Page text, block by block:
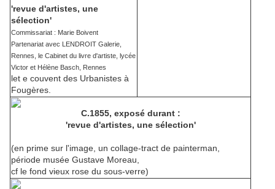
'revue d'artistes, une
sélection'
Commissariat : Marie Boivent
Partenariat avec LENDROIT Galerie,
Rennes, le Cabinet du livre d'artiste, lycée
Victor et Hélène Basch, Rennes
let e couvent des Urbanistes à
Fougères.
C.1855, exposé durant :
'revue d'artistes, une sélection'
(en prime sur l'image, un collage-tract de painterman,
période musée Gustave Moreau,
cf le fond vieux rose du sous-verre)